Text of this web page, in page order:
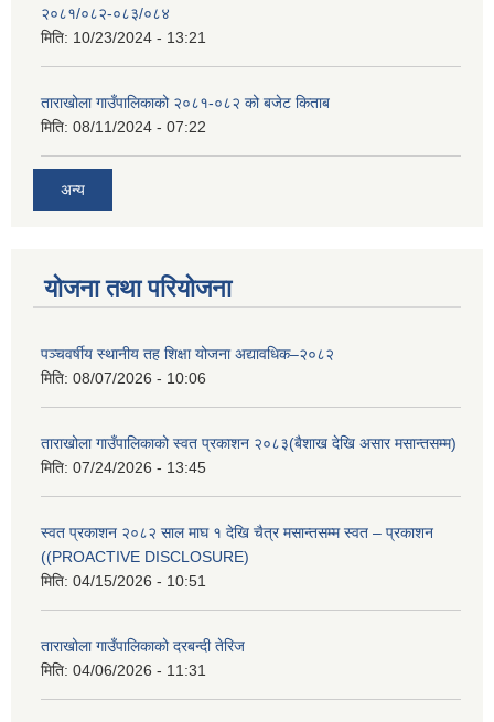
२०८१/०८२-०८३/०८४
मिति: 10/23/2024 - 13:21
ताराखोला गाउँपालिकाको २०८१-०८२ को बजेट किताब
मिति: 08/11/2024 - 07:22
अन्य
योजना तथा परियोजना
पञ्चवर्षीय स्थानीय तह शिक्षा योजना अद्यावधिक–२०८२
मिति: 08/07/2026 - 10:06
ताराखोला गाउँपालिकाको स्वत प्रकाशन २०८३(बैशाख देखि असार मसान्तसम्म)
मिति: 07/24/2026 - 13:45
स्वत प्रकाशन २०८२ साल माघ १ देखि चैत्र मसान्तसम्म स्वत – प्रकाशन
((PROACTIVE DISCLOSURE)
मिति: 04/15/2026 - 10:51
ताराखोला गाउँपालिकाको दरबन्दी तेरिज
मिति: 04/06/2026 - 11:31